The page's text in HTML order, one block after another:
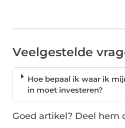
Veelgestelde
Hoe bepaal ik waar ik
in moet investeren?
Goed artikel? Deel hem